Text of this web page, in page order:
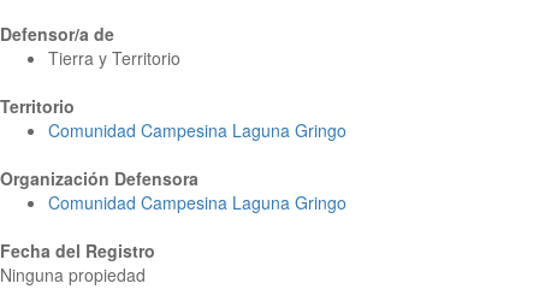
Defensor/a de
Tierra y Territorio
Territorio
Comunidad Campesina Laguna Gringo
Organización Defensora
Comunidad Campesina Laguna Gringo
Fecha del Registro
Ninguna propiedad